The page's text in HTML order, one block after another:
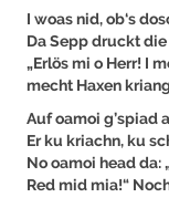
I woas nid, ob‘s
Da Sepp druckt
„Erlös mi o Herr! I
mecht Haxen
Auf oamoi g’spiad
Er ku kriachn, ku
No oamoi head da:
Red mid mia!“